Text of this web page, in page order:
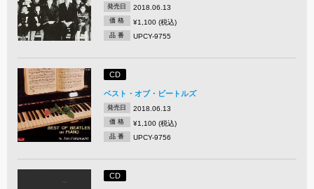
発売日 2018.06.13
価 格 ¥1,100 (税込)
品 番 UPCY-9755
CD
ベスト・オブ・ビートルズ
発売日 2018.06.13
価 格 ¥1,100 (税込)
品 番 UPCY-9756
CD